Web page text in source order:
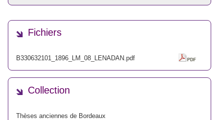
Fichiers
B330632101_1896_LM_08_LENADAN.pdf
Collection
Thèses anciennes de Bordeaux